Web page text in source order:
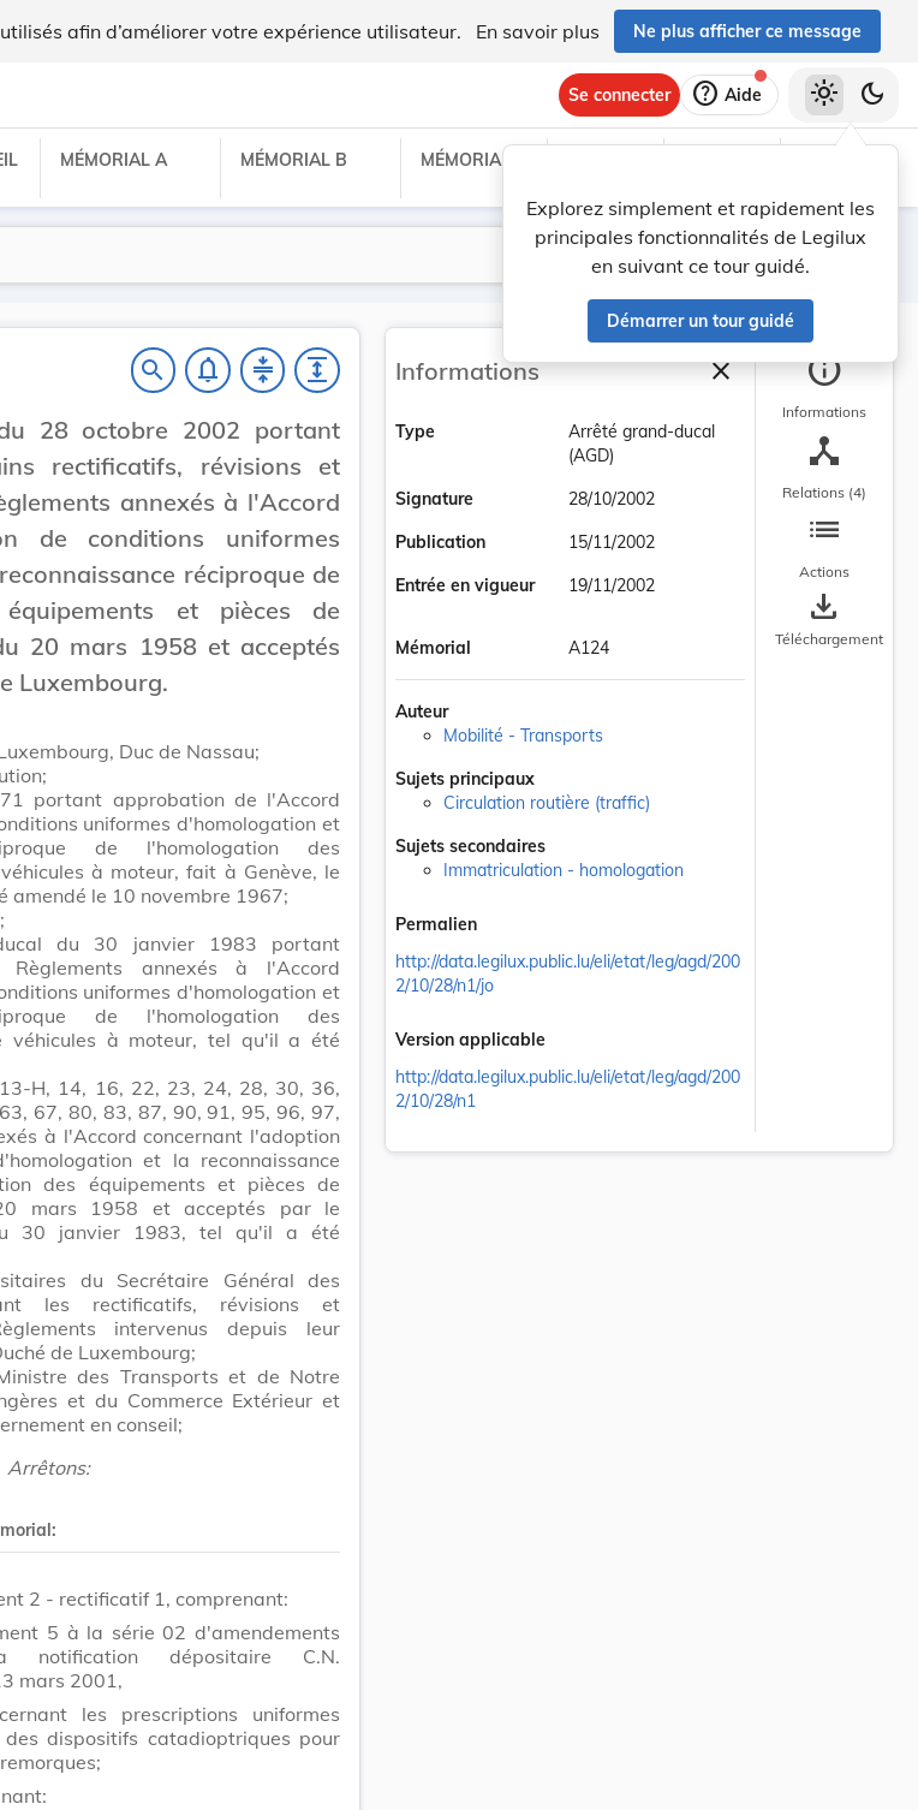
afin d’améliorer votre expérience utilisateur. En savoir plus Ne plus afficher ce message
Se connecter help Aide
Explorez simplement et rapidement les
principales fonctionnalités de Legilux
en suivant ce tour guidé.
Démarrer un tour guidé
light_mode dark_mode
MÉMORIAL A MÉMORIAL B MÉMORIAL C
Lancer la recherche
Filtres
search notifications_none compress expand
28 octobre 2002 portant
rectificatifs, révisions et
annexés à l'Accord
de conditions uniformes
réciproque de
et pièces de
20 mars 1958 et acceptés
Luxembourg.
Duc de Nassau;
portant approbation de l'Accord
uniformes d'homologation et
de l'homologation des
à moteur, fait à Genève, le
amendé le 10 novembre 1967;
du 30 janvier 1983 portant
annexés à l'Accord
uniformes d'homologation et
de l'homologation des
véhicules à moteur, tel qu'il a été
H, 14, 16, 22, 23, 24, 28, 30, 36,
67, 80, 83, 87, 90, 91, 95, 96, 97,
à l'Accord concernant l'adoption
et la reconnaissance
des équipements et pièces de
mars 1958 et acceptés par le
30 janvier 1983, tel qu'il a été
du Secrétaire Général des
les rectificatifs, révisions et
intervenus depuis leur
de Luxembourg;
des Transports et de Notre
et du Commerce Extérieur et
en conseil;
Arrêtons:
2 - rectificatif 1, comprenant:
5 à la série 02 d'amendements
dépositaire C.N.
mars 2001,
les prescriptions uniformes
dispositifs catadioptriques pour
Informations closeFermer la barre
Type
Arrêté grand-ducal
(AGD)
Signature
28/10/2002
Publication
15/11/2002
Entrée en vigueur
19/11/2002
Mémorial A124
Auteur
Mobilité - Transports
Sujets principaux
Circulation routière (traffic)
Sujets secondaires
Immatriculation - homologation
Permalien
http://data.legilux.public.lu/eli/etat/leg/agd/200
2/10/28/n1/jo
Version applicable
http://data.legilux.public.lu/eli/etat/leg/agd/200
2/10/28/n1
info
Informations
device_hub
Relations (4)
list
Actions
save_alt
Téléchargement